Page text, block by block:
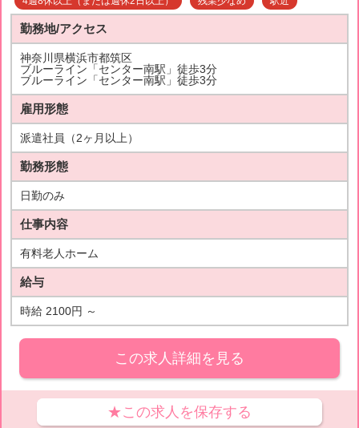
勤務地/アクセス
神奈川県横浜市都筑区
ブルーライン「センター南駅」徒歩3分
ブルーライン「センター南駅」徒歩3分
雇用形態
派遣社員（2ヶ月以上）
勤務形態
日勤のみ
仕事内容
有料老人ホーム
給与
時給 2100円 ～
この求人詳細を見る
★この求人を保存する